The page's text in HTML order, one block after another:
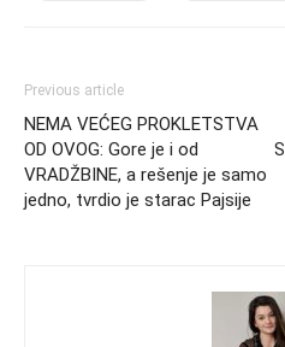
Previous article
NEMA VEĆEG PROKLETSTVA
OD OVOG: Gore je i od
VRADŽBINE, a rešenje je samo
jedno, tvrdio je starac Pajsije